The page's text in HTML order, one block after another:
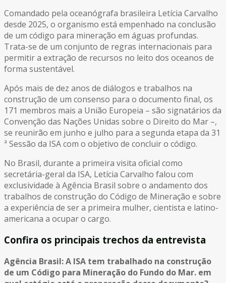
Comandado pela oceanógrafa brasileira Letícia Carvalho
desde 2025, o organismo está empenhado na conclusão
de um código para mineração em águas profundas.
Trata-se de um conjunto de regras internacionais para
permitir a extração de recursos no leito dos oceanos de
forma sustentável.
Após mais de dez anos de diálogos e trabalhos na
construção de um consenso para o documento final, os
171 membros mais a União Europeia – são signatários da
Convenção das Nações Unidas sobre o Direito do Mar –,
se reunirão em junho e julho para a segunda etapa da 31
ª Sessão da ISA com o objetivo de concluir o código.
No Brasil, durante a primeira visita oficial como
secretária-geral da ISA, Letícia Carvalho falou com
exclusividade à Agência Brasil sobre o andamento dos
trabalhos de construção do Código de Mineração e sobre
a experiência de ser a primeira mulher, cientista e latino-
americana a ocupar o cargo.
Confira os principais trechos da entrevista
Agência Brasil: A ISA tem trabalhado na construção
de um Código para Mineração do Fundo do Mar. em